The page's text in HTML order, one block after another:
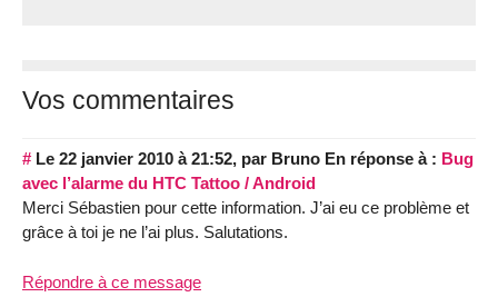
Vos commentaires
# Le 22 janvier 2010 à 21:52, par Bruno En réponse à : Bug
avec l’alarme du HTC Tattoo / Android
Merci Sébastien pour cette information. J’ai eu ce problème et
grâce à toi je ne l’ai plus. Salutations.
Répondre à ce message